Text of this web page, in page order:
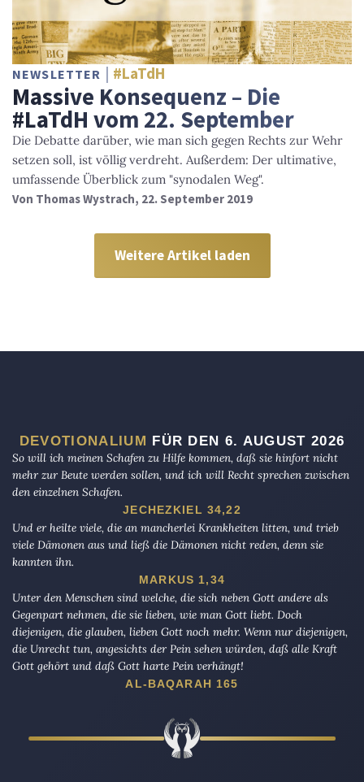
NEWSLETTER #LaTdH
Massive Konsequenz – Die
#LaTdH vom 22. September
Die Debatte darüber, wie man sich gegen Rechts zur Wehr
setzen soll, ist völlig verdreht. Außerdem: Der ultimative,
umfassende Überblick zum "synodalen Weg".
Von Thomas Wystrach, 22. September 2019
Weitere Artikel laden
DEVOTIONALIUM
FÜR DEN 6. AUGUST 2026
So will ich meinen Schafen zu Hilfe kommen, daß sie hinfort nicht
mehr zur Beute werden sollen, und ich will Recht sprechen zwischen
den einzelnen Schafen.
JECHEZKIEL 34,22
Und er heilte viele, die an mancherlei Krankheiten litten, und trieb
viele Dämonen aus und ließ die Dämonen nicht reden, denn sie
kannten ihn.
MARKUS 1,34
Unter den Menschen sind welche, die sich neben Gott andere als
Gegenpart nehmen, die sie lieben, wie man Gott liebt. Doch
diejenigen, die glauben, lieben Gott noch mehr. Wenn nur diejenigen,
die Unrecht tun, angesichts der Pein sehen würden, daß alle Kraft
Gott gehört und daß Gott harte Pein verhängt!
AL-BAQARAH 165